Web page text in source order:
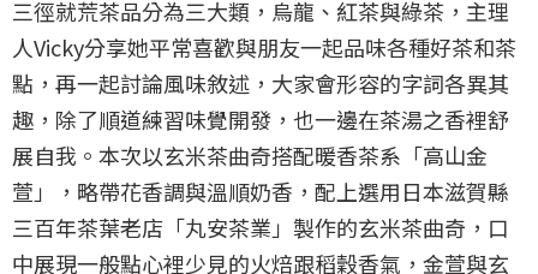
三徑就荒茶品分為三大類，烏龍、紅茶與綠茶，主理
人Vicky分享她平常喜歡與朋友一起品味各種好茶和茶
點，再一起討論風味敘述，大家會形容的字詞各異其
趣，除了順道練習味覺開發，也一邊在茶湯之香裡舒
展自我。本次以玄米茶曲奇搭配暖香茶系「高山金
萱」，略帶花香調與溫順奶香，配上選用日本滋賀縣
三百年茶葉老店「丸安茶業」製作的玄米茶曲奇，口
中展現一般點心裡少見的火焙跟稻穀香氣，金萱與玄